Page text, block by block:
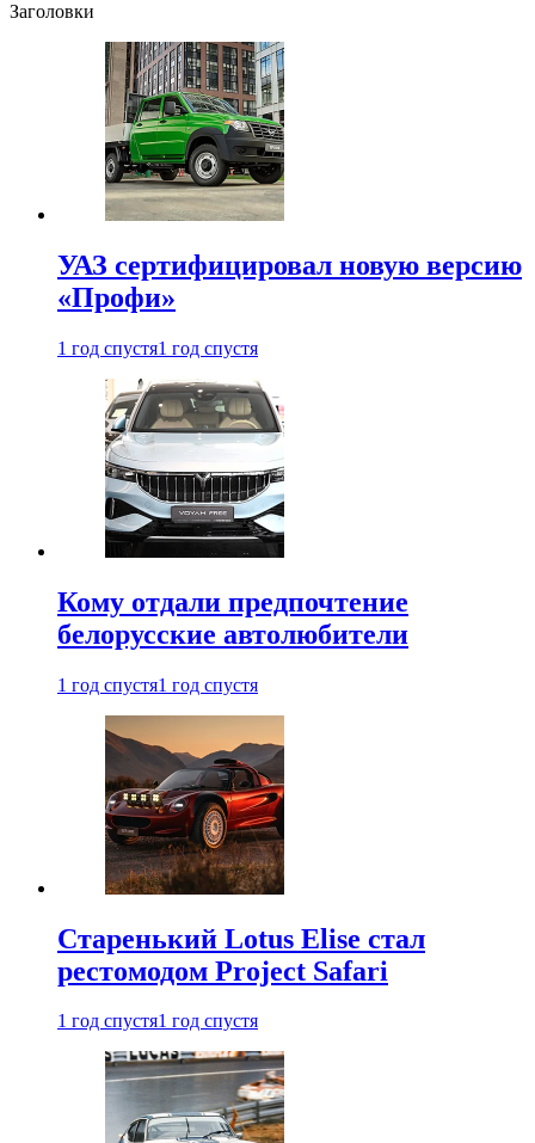
Заголовки
УАЗ сертифицировал новую версию
«Профи»
1 год спустя1 год спустя
Кому отдали предпочтение
белорусские автолюбители
1 год спустя1 год спустя
Старенький Lotus Elise стал
рестомодом Project Safari
1 год спустя1 год спустя